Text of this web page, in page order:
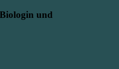
und